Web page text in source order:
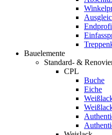
Bauelemente
Standard- &
CPL
Buche
Eiche